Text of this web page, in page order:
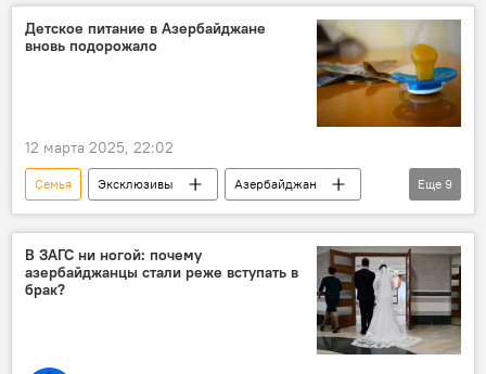
Гендерные проблемы
Женщина
Алименты
Детское питание в Азербайджане
вновь подорожало
12 марта 2025, 22:02
Семья Эксклюзивы
Азербайджан
Общество
Родители
Дети
Детское питание
Рост цен
Эксперт
Натиг Джафарли
Рази Нуруллаев
Еще 9
В ЗАГС ни ногой: почему
азербайджанцы стали реже вступать в
брак?